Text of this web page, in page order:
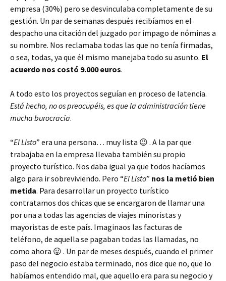
empresa (30%) pero se desvinculaba completamente de su
gestión. Un par de semanas después recibíamos en el
despacho una citación del juzgado por impago de nóminas a
su nombre. Nos reclamaba todas las que no tenía firmadas,
o sea, todas, ya que él mismo manejaba todo su asunto. El
acuerdo nos costó 9.000 euros.
A todo esto los proyectos seguían en proceso de latencia.
Está hecho, no os preocupéis, es que la administración tiene
mucha burocracia.
“El Listo” era una persona… muy lista 😉 . A la par que
trabajaba en la empresa llevaba también su propio
proyecto turístico. Nos daba igual ya que todos hacíamos
algo para ir sobreviviendo. Pero “El Listo” nos la metió bien
metida. Para desarrollar un proyecto turístico
contratamos dos chicas que se encargaron de llamar una
por una a todas las agencias de viajes minoristas y
mayoristas de este país. Imaginaos las facturas de
teléfono, de aquella se pagaban todas las llamadas, no
como ahora 😛 . Un par de meses después, cuando el primer
paso del negocio estaba terminado, nos dice que no, que lo
habíamos entendido mal, que aquello era para su negocio y